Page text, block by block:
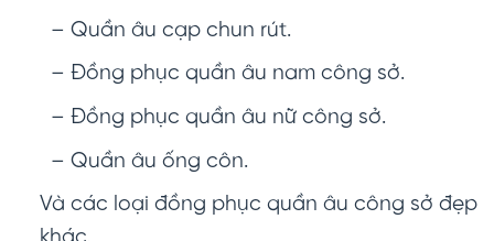
– Quần âu cạp chun rút.
– Đồng phục quần âu nam công sở.
– Đồng phục quần âu nữ công sở.
– Quần âu ống côn.
Và các loại đồng phục quần âu công sở đẹp